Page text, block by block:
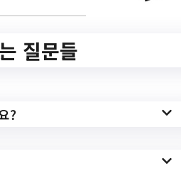
user/b
소상공인 날
질문들
?